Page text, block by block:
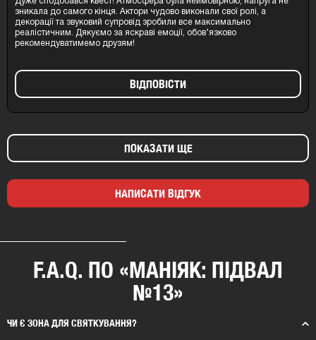
зникала до самого кінця. Актори чудово виконали свої ролі, а
декорації та звуковий супровід зробили все максимально
реалістичним. Дякуємо за яскраві емоції, обов’язково
рекомендуватимемо друзям!
ВIДПОВIСТИ
ПОКАЗАТИ ЩЕ
НАПИСАТИ ВІДГУК
F.A.Q. ПО «МАНІЯК: ПІДВАЛ
№13»
ЧИ Є ЗОНА ДЛЯ СВЯТКУВАННЯ?